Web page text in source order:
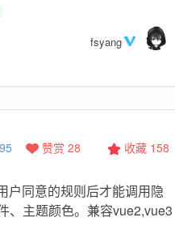
fsyang
收藏 158
赞赏 28
户同意的规则后才能调用隐
、主题颜色。兼容vue2,vue3